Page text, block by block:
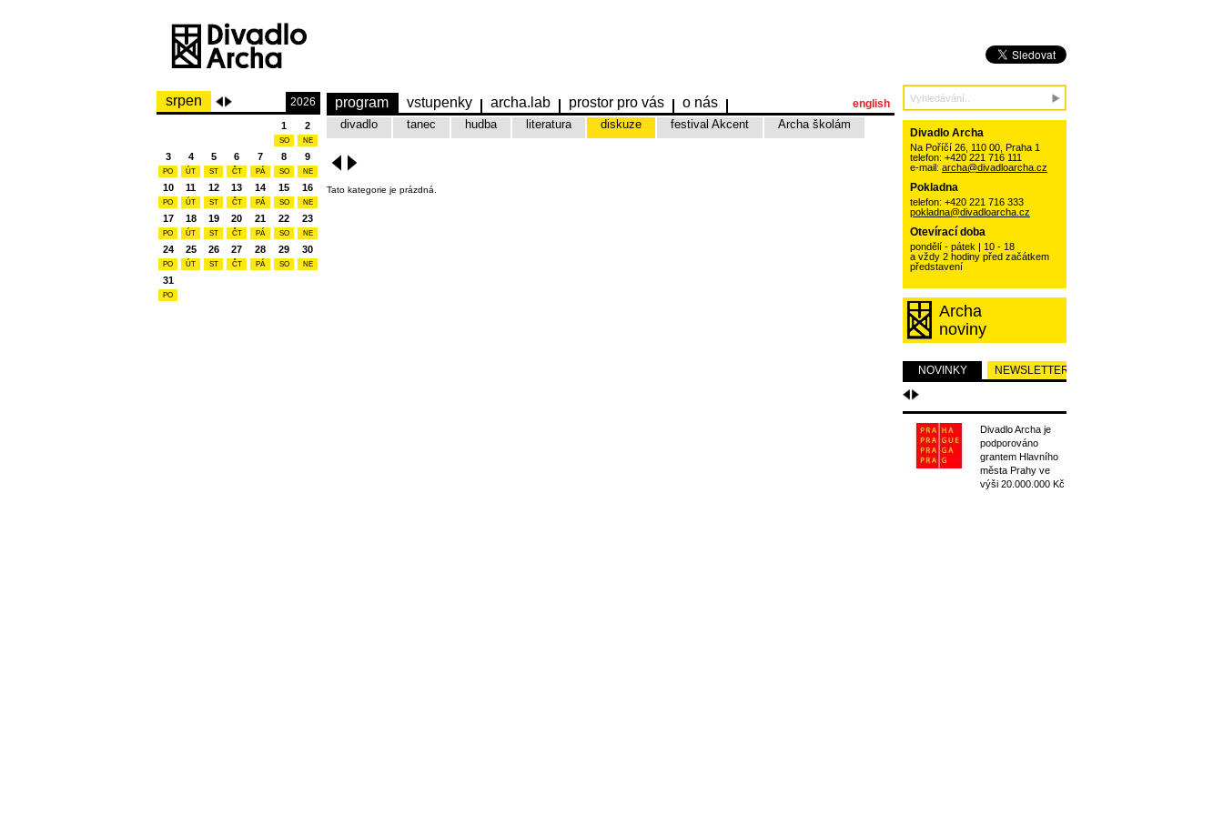
srpen 2026
1
SO
2
NE
3
PO
4
ÚT
5
ST
6
ČT
7
PÁ
8
SO
9
NE
10
PO
11
ÚT
12
ST
13
ČT
14
PÁ
15
SO
16
NE
17
PO
18
ÚT
19
ST
20
ČT
21
PÁ
22
SO
23
NE
24
PO
25
ÚT
26
ST
27
ČT
28
PÁ
29
SO
30
NE
31
PO
program vstupenky archa.lab prostor pro vás o nás
divadlo tanec hudba literatura diskuze festival Akcent Archa školám
english
Tato kategorie je prázdná.
Divadlo Archa
Na Poříčí 26, 110 00, Praha 1
telefon: +420 221 716 111
e-mail: archa@divadloarcha.cz
Pokladna
telefon: +420 221 716 333
pokladna@divadloarcha.cz
Otevírací doba
pondělí - pátek | 10 - 18
a vždy 2 hodiny před začátkem
představení
Archa
noviny
NOVINKY NEWSLETTER
Divadlo Archa je
podporováno
grantem Hlavního
města Prahy ve
výši 20.000.000 Kč